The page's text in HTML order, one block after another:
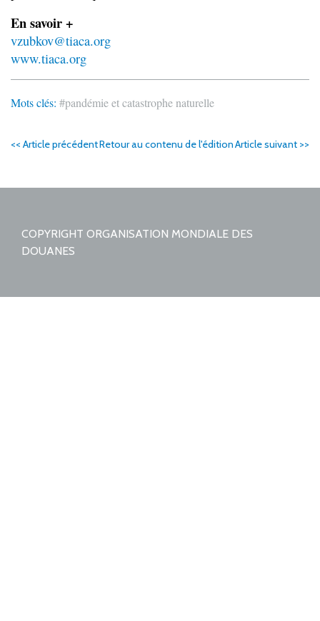
En savoir +
vzubkov@tiaca.org
www.tiaca.org
Mots clés: #pandémie et catastrophe naturelle
<< Article précédentRetour au contenu de l'éditionArticle suivant >>
COPYRIGHT ORGANISATION MONDIALE DES
DOUANES